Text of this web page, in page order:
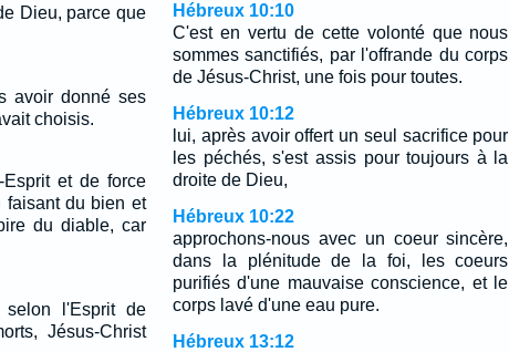
Dieu, parce que
avoir donné ses
choisis.
et de force
du bien et
du diable, car
l'Esprit de
Jésus-Christ
Hébreux 10:10
C'est en vertu de cette volonté que nous
sommes sanctifiés, par l'offrande du corps
de Jésus-Christ, une fois pour toutes.
Hébreux 10:12
lui, après avoir offert un seul sacrifice pour
les péchés, s'est assis pour toujours à la
droite de Dieu,
Hébreux 10:22
approchons-nous avec un coeur sincère,
dans la plénitude de la foi, les coeurs
purifiés d'une mauvaise conscience, et le
corps lavé d'une eau pure.
Hébreux 13:12